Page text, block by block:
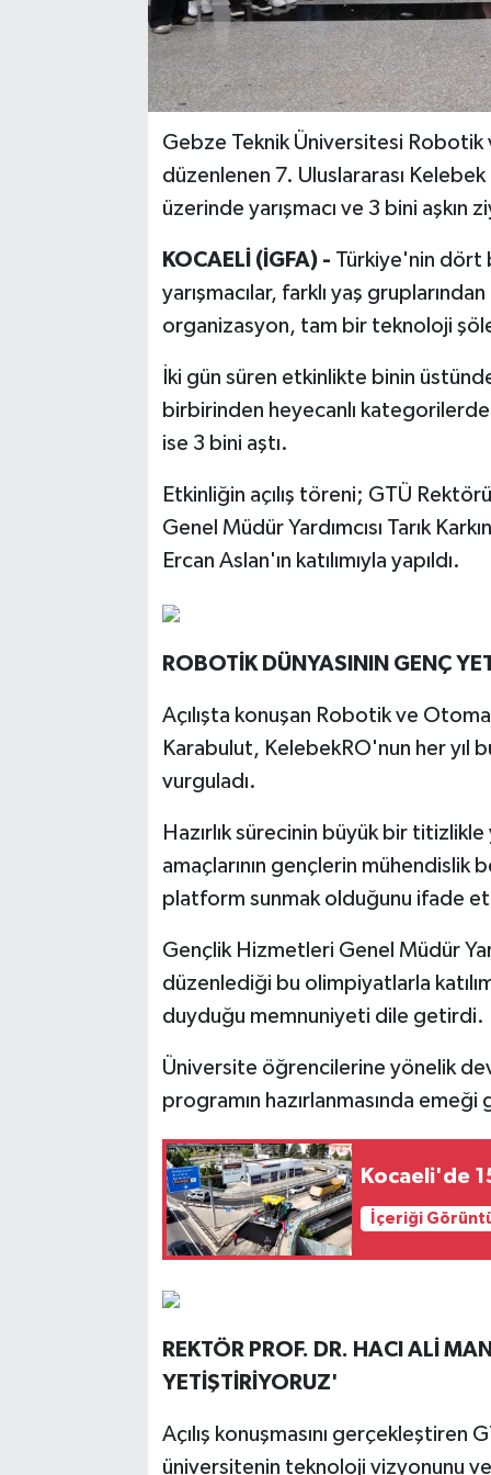
Gebze Teknik Üniversitesi
düzenlenen 7. Uluslararası
üzerinde yarışmacı ve 3 bini aşkın
KOCAELİ (İGFA) - Türkiye'nin dört
yarışmacılar, farklı yaş
organizasyon, tam bir teknoloji
İki gün süren etkinlikte binin
birbirinden heyecanlı kategorilerde
ise 3 bini aştı.
Etkinliğin açılış töreni; GTÜ
Genel Müdür Yardımcısı Tarık
Ercan Aslan'ın katılımıyla yapıldı.
ROBOTİK DÜNYASININ GENÇ
Açılışta konuşan Robotik ve
Karabulut, KelebekRO'nun her yıl
vurguladı.
Hazırlık sürecinin büyük bir
amaçlarının gençlerin mühendislik
platform sunmak olduğunu ifade
Gençlik Hizmetleri Genel Müdür
düzenlediği bu olimpiyatlarla
duyduğu memnuniyeti dile getirdi.
Üniversite öğrencilerine yönelik
programın hazırlanmasında
Kocaeli'de
İçeriği
REKTÖR PROF. DR. HACI ALİ
YETİŞTİRİYORUZ'
Açılış konuşmasını gerçekleştiren
üniversitenin teknoloji vizyonunu ve